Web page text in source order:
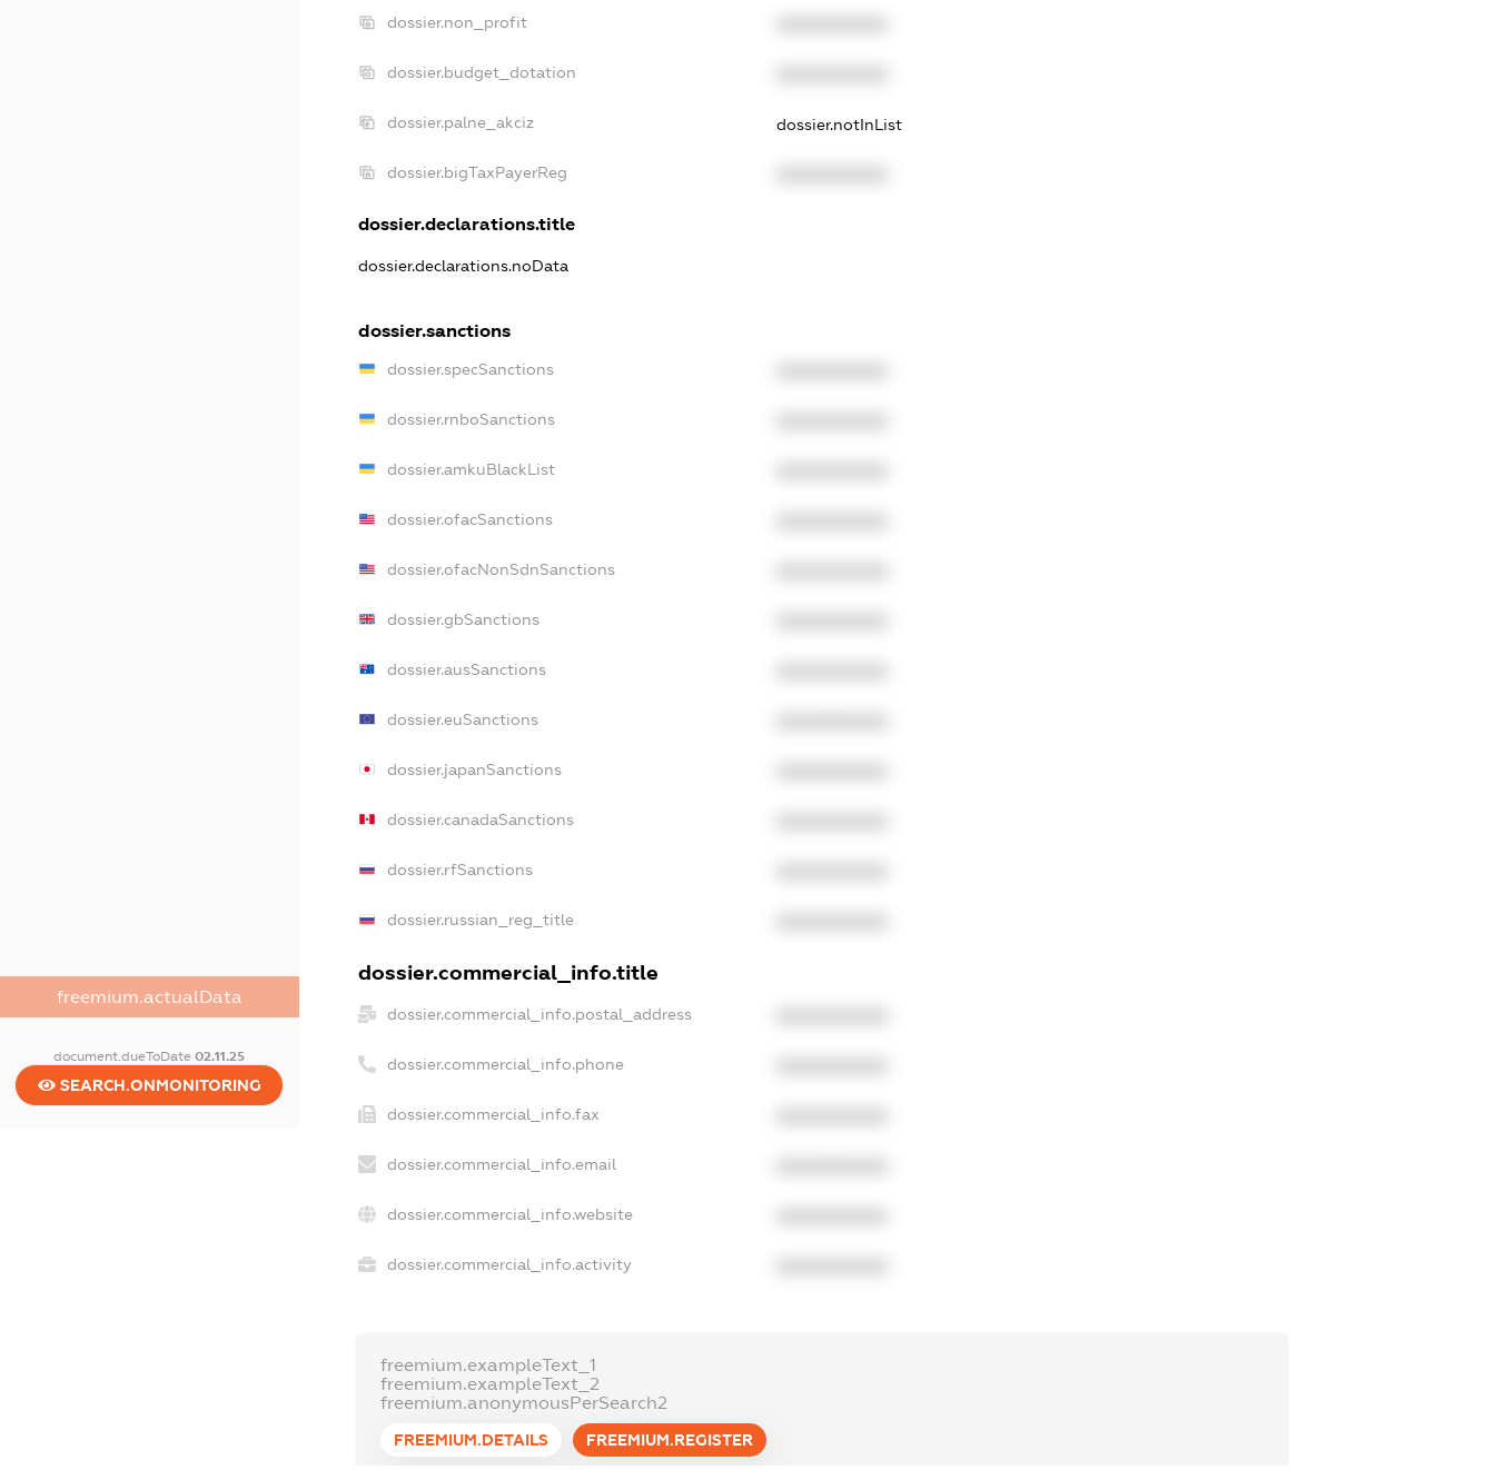
freemium.actualData
document.dueToDate02.11.25
SEARCH.ONMONITORING
dossier.non_profit
dossier.budget_dotation
dossier.palne_akciz dossier.notInList
dossier.bigTaxPayerReg
dossier.declarations.title
dossier.declarations.noData
dossier.sanctions
dossier.specSanctions
dossier.rnboSanctions
dossier.amkuBlackList
dossier.ofacSanctions
dossier.ofacNonSdnSanctions
dossier.gbSanctions
dossier.ausSanctions
dossier.euSanctions
dossier.japanSanctions
dossier.canadaSanctions
dossier.rfSanctions
dossier.russian_reg_title
dossier.commercial_info.title
dossier.commercial_info.postal_address
dossier.commercial_info.phone
dossier.commercial_info.fax
dossier.commercial_info.email
dossier.commercial_info.website
dossier.commercial_info.activity
freemium.exampleText_1
freemium.exampleText_2
freemium.anonymousPerSearch2
FREEMIUM.DETAILS FREEMIUM.REGISTER